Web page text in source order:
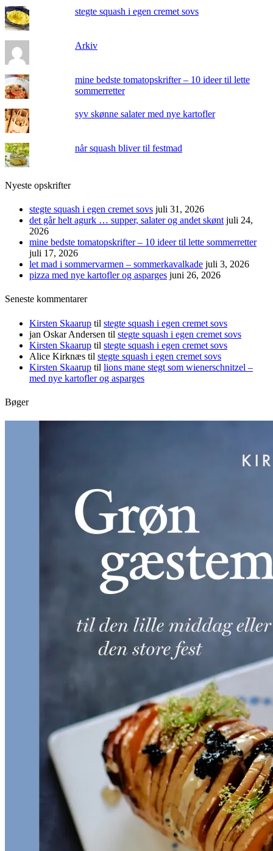
stegte squash i egen cremet sovs
Arkiv
mine bedste tomatopskrifter – 10 ideer til lette
sommerretter
syv skønne salater med nye kartofler
når squash bliver til festmad
Nyeste opskrifter
stegte squash i egen cremet sovs juli 31, 2026
det går helt agurk … supper, salater og andet skønt juli 24,
2026
mine bedste tomatopskrifter – 10 ideer til lette sommerretter
juli 17, 2026
let mad i sommervarmen – sommerkavalkade juli 3, 2026
pizza med nye kartofler og asparges juni 26, 2026
Seneste kommentarer
Kirsten Skaarup til stegte squash i egen cremet sovs
jan Oskar Andersen til stegte squash i egen cremet sovs
Kirsten Skaarup til stegte squash i egen cremet sovs
Alice Kirknæs til stegte squash i egen cremet sovs
Kirsten Skaarup til lions mane stegt som wienerschnitzel –
med nye kartofler og asparges
Bøger